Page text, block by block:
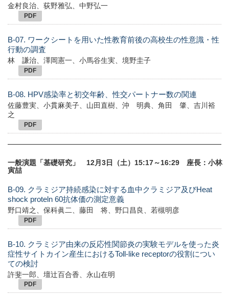
金村良治、荻野雅弘、中野弘一
PDF
B-07. ワークシートを用いた性教育前後の高校生の性意識・性
行動の調査
林 謙治、澤岡憲一、小馬谷生実、境野圭子
PDF
B-08. HPV感染率と初交年齢、性交パートナー数の関連
佐藤豊実、小貫麻美子、山田直樹、沖 明典、角田 肇、吉川裕
之
PDF
一般演題「基礎研究」 12月3日（土）15:17～16:29 座長：小林
寅喆
B-09. クラミジア持続感染に対する血中クラミジア及びHeat
shock proteln 60抗体価の測定意義
野口靖之、保科眞二、藤田 将、野口昌良、若槻明彦
PDF
B-10. クラミジア由来の反応性関節炎の実験モデルを使った炎
症性サイトカイン産生におけるToll-like receptorの役割につい
ての検討
許斐一郎、壇辻百合香、永山在明
PDF